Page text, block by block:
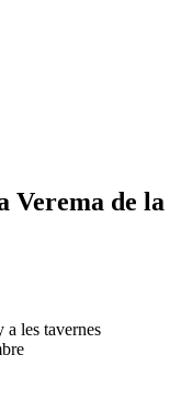
Verema de la
a les tavernes